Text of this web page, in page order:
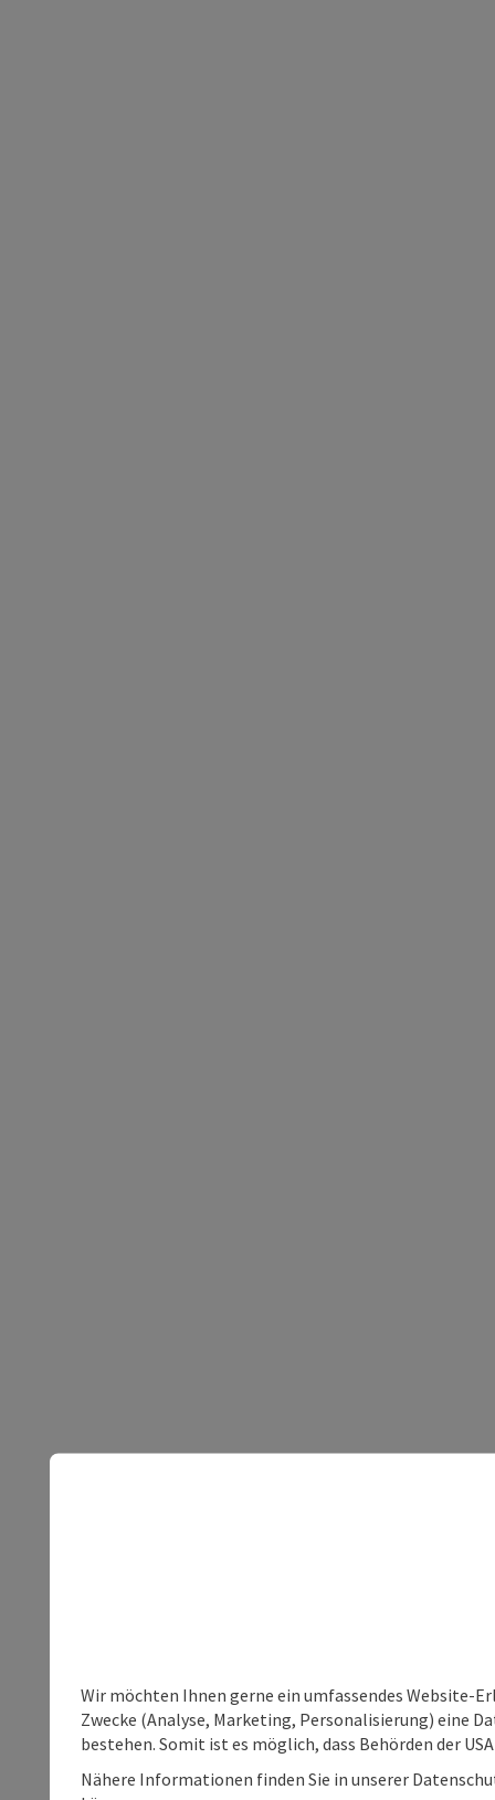
Wir möchten Ihnen gerne ein umfassendes Website-
Zwecke (Analyse, Marketing, Personalisierung) eine
bestehen. Somit ist es möglich, dass Behörden der
Nähere Informationen finden Sie in unserer